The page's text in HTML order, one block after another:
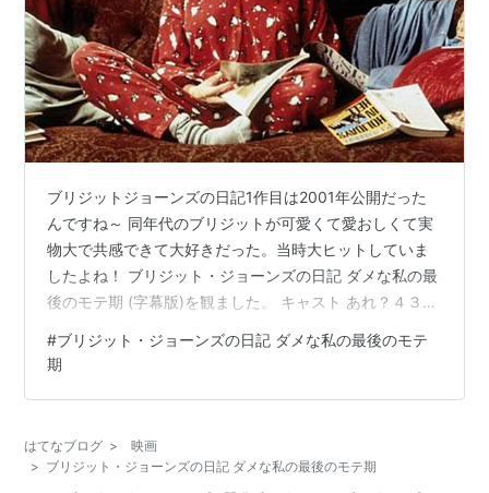
ブリジットジョーンズの日記1作目は2001年公開だった
んですね～ 同年代のブリジットが可愛くて愛おしくて実
物大で共感できて大好きだった。当時大ヒットしていま
したよね！ ブリジット・ジョーンズの日記 ダメな私の最
後のモテ期 (字幕版)を観ました。 キャスト あれ？４３歳
いかい？ レニー、何歳なの？50歳過ぎてるよね？ 48
48歳は違う！！（声を大きくして言うわ） レニー歳とっ
じてほしかったなぁ。でも設定的に出産の話だから無理
#ブリジット・ジョーンズの日記 ダメな私の最後のモテ
期
はてなブログ >
映画
> ブリジット・ジョーンズの日記 ダメな私の最後のモテ期